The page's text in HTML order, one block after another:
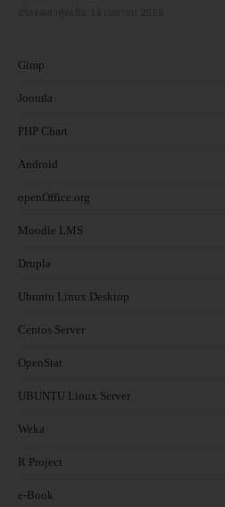
Gimp
Joomla
PHP Chart
Android
openOffice.org
Moodle LMS
Drupla
Ubuntu Linux Desktop
Centos Server
OpenStat
UBUNTU Linux Server
Weka
R Project
e-Book